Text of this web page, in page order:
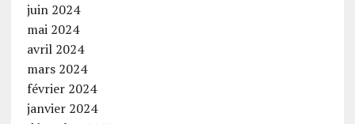
juin 2024
mai 2024
avril 2024
mars 2024
février 2024
janvier 2024